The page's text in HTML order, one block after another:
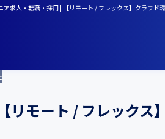
求人・転職・採用 | 【リモート / フレックス】クラウド
【リモート / フレック